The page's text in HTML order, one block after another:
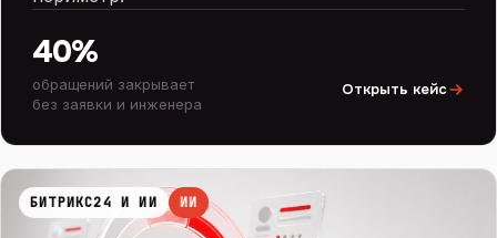
40%
обращений закрывает
без заявки и инженера
Открыть кейс
БИТРИКС24 И ИИ ИИ